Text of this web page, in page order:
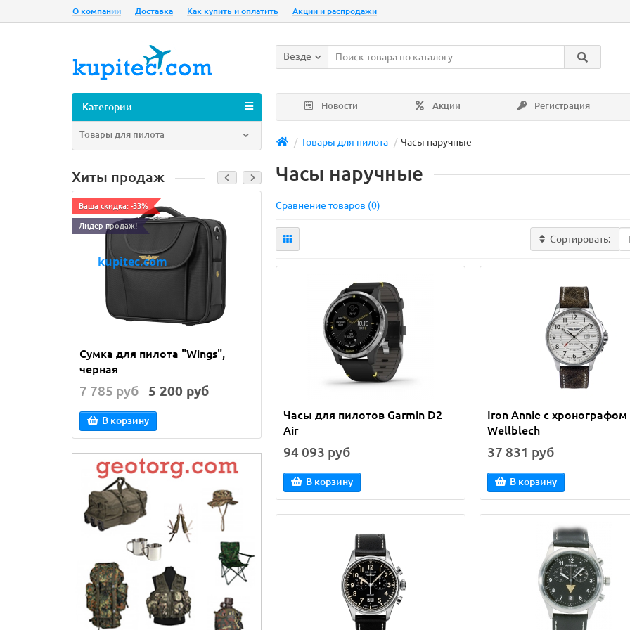
О компании Доставка Как купить и оплатить Акции и распродажи
Везде
Новости Акции Регистрация
Категории
Товары для пилота
Товары для пилота Часы наручные
Хиты продаж
Ваша скидка: -33%
Лидер продаж!
Сумка для пилота "Wings",
черная
7 785 руб 5 200 руб
В корзину
Лидер продаж!
Леденцы "AirmanBeans"
В корзину
Лидер продаж!
Сумка для пилота "Wings",
5 200 руб
В корзину
Часы наручные
Сравнение товаров (0)
Сортировать:
Часы для пилотов Garmin D2
Air
94 093 руб
В корзину
Iron Annie с хронографом
Wellblech
37 831 руб
В корзину